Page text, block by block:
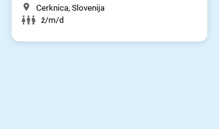
Cerknica, Slovenija
ž/m/d